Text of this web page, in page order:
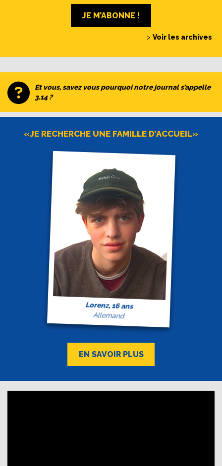
JE M’ABONNE !
> Voir les archives
Et vous, savez vous pourquoi notre journal s’appelle
3.14 ?
«JE RECHERCHE UNE FAMILLE D’ACCUEIL»
Lorenz, 16 ans
Allemand
EN SAVOIR PLUS